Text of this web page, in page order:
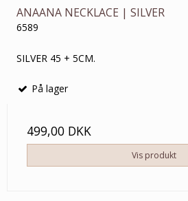
ANAANA NECKLACE | SILVER
6589
SILVER 45 + 5CM.
På lager
499,00 DKK
Vis produkt